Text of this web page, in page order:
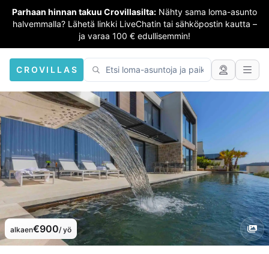
Parhaan hinnan takuu Crovillasilta: Nähty sama loma-asunto
halvemmalla? Lähetä linkki LiveChatin tai sähköpostin kautta –
ja varaa 100 € edullisemmin!
CROVILLAS
alkaen€900/ yö